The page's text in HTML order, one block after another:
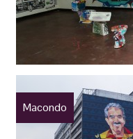
Macondo